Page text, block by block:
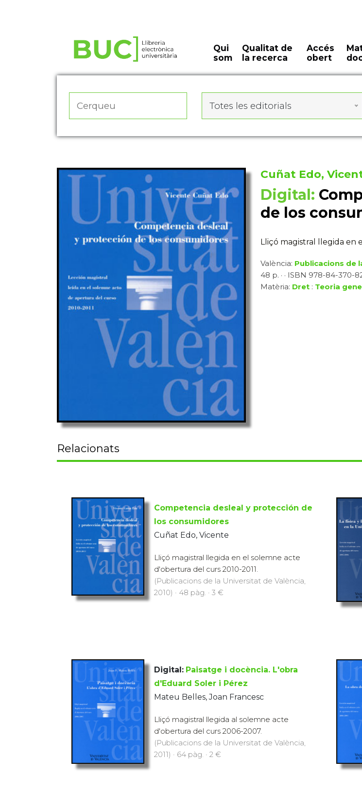
Qui
som
Qualitat de
la recerca
Accés
obert
Totes les editorials
Cuñat Edo,
Digital:
de los
Lliçó magistral llegida en
València: Publicacions de
48 p. · · ISBN 978-84-370-
Matèria: Dret: Teoria
Relacionats
Competencia desleal y protección de
los consumidores
Cuñat Edo, Vicente
Lliçó magistral llegida en el solemne acte
d'obertura del curs 2010-2011.
(Publicacions de la Universitat de València,
2010) · 48 pàg. · 3 €
Digital: Paisatge i docència. L'obra
d'Eduard Soler i Pérez
Mateu Belles, Joan Francesc
Lliçó magistral llegida al solemne acte
d'obertura del curs 2006-2007.
(Publicacions de la Universitat de València,
2011) · 64 pàg. · 2 €